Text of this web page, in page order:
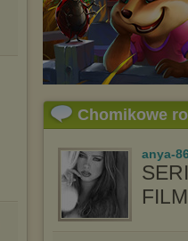
Chomikowe
anya-